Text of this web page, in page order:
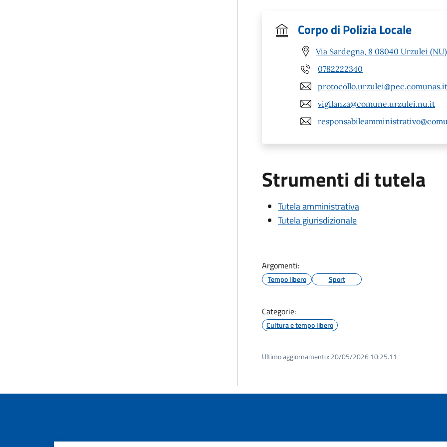
Corpo di Polizia Locale
Via Sardegna, 8 08040 Urzulei (NU)
0782222340
protocollo.urzulei@pec.comunas.it
vigilanza@comune.urzulei.nu.it
Strumenti di tutela
Tutela amministrativa
Tutela giurisdizionale
Argomenti:
Tempo libero Sport
Categorie:
Cultura e tempo libero
Ultimo aggiornamento: 20/05/2026 10:25.11